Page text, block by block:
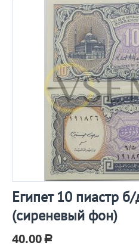
Египет 10 пиастр
(cиреневый фон)
40.00 Р